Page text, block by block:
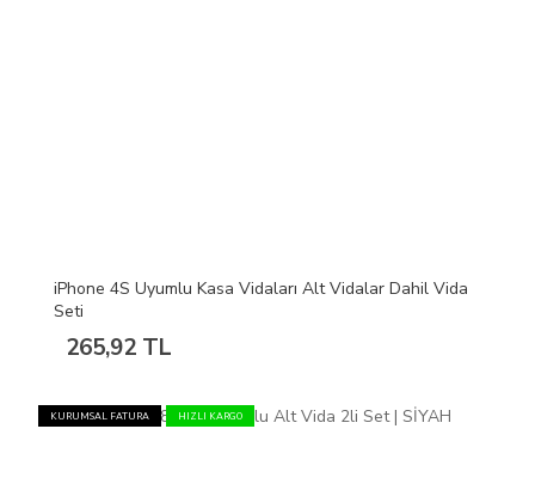
iPhone 4S Uyumlu Kasa Vidaları Alt Vidalar Dahil Vida
Seti
265,92 TL
KURUMSAL FATURA HIZLI KARGO